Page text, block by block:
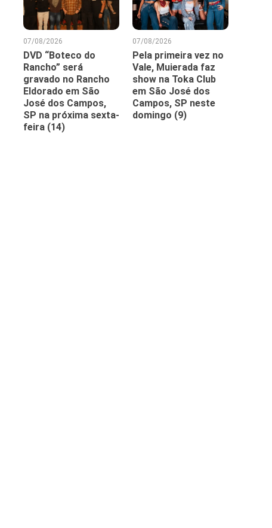
07/08/2026
DVD “Boteco do
Rancho” será
gravado no Rancho
Eldorado em São
José dos Campos,
SP na próxima sexta-
feira (14)
07/08/2026
Pela primeira vez no
Vale, Muierada faz
show na Toka Club
em São José dos
Campos, SP neste
domingo (9)